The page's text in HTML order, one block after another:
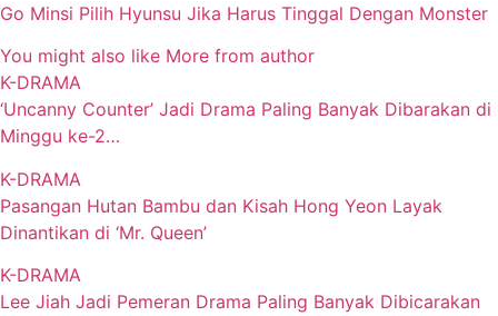
Go Minsi Pilih Hyunsu Jika Harus Tinggal Dengan Monster
You might also like More from author
K-DRAMA
‘Uncanny Counter’ Jadi Drama Paling Banyak Dibarakan di
Minggu ke-2…
K-DRAMA
Pasangan Hutan Bambu dan Kisah Hong Yeon Layak
Dinantikan di ‘Mr. Queen’
K-DRAMA
Lee Jiah Jadi Pemeran Drama Paling Banyak Dibicarakan